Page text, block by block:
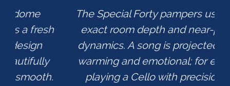
The Special Forty pampers us with an
exact room depth and near-perfect
dynamics. A song is projected heart-
warming and emotional; for example
playing a Cello with precision and